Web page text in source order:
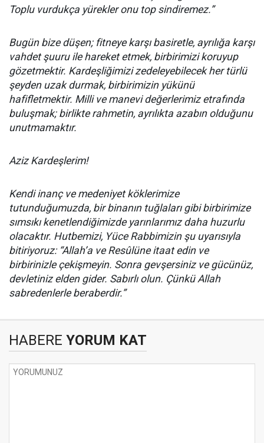
Toplu vurdukça yürekler onu top sindiremez.”
Bugün bize düşen; fitneye karşı basiretle, ayrılığa karşı
vahdet şuuru ile hareket etmek, birbirimizi koruyup
gözetmektir. Kardeşliğimizi zedeleyebilecek her türlü
şeyden uzak durmak, birbirimizin yükünü
hafifletmektir. Milli ve manevi değerlerimiz etrafında
buluşmak; birlikte rahmetin, ayrılıkta azabın olduğunu
unutmamaktır.
Aziz Kardeşlerim!
Kendi inanç ve medeniyet köklerimize
tutunduğumuzda, bir binanın tuğlaları gibi birbirimize
sımsıkı kenetlendiğimizde yarınlarımız daha huzurlu
olacaktır. Hutbemizi, Yüce Rabbimizin şu uyarısıyla
bitiriyoruz: “Allah’a ve Resûlüne itaat edin ve
birbirinizle çekişmeyin. Sonra gevşersiniz ve gücünüz,
devletiniz elden gider. Sabırlı olun. Çünkü Allah
sabredenlerle beraberdir.”
HABERE YORUM KAT